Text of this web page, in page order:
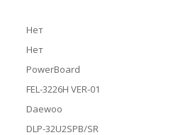
Нет
Нет
PowerBoard
FEL-3226H VER-01
Daewoo
DLP-32U2SPB/SR